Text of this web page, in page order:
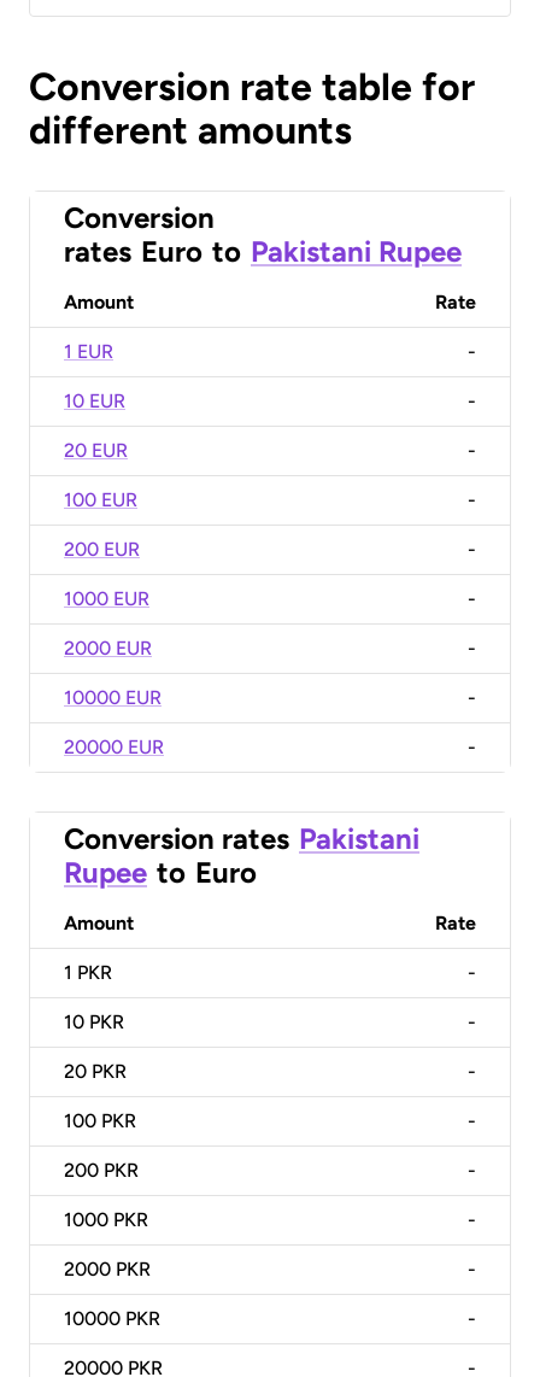
Conversion rate table for
different amounts
Conversion
rates Euro to Pakistani Rupee
Amount Rate
1 EUR -
10 EUR -
20 EUR -
100 EUR -
200 EUR -
1000 EUR -
2000 EUR -
10000 EUR -
20000 EUR -
Conversion rates Pakistani
Rupee to Euro
Amount Rate
1 PKR -
10 PKR -
20 PKR -
100 PKR -
200 PKR -
1000 PKR -
2000 PKR -
10000 PKR -
20000 PKR -